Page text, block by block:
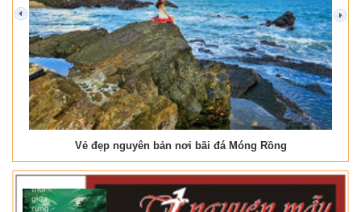
Vẻ đẹp nguyên bản nơi bãi đá Móng Rồng
prev next